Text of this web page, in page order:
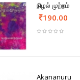
நிழல் முற்றம்
190.00
Akananuru